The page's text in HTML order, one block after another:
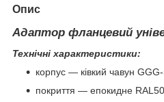
Опис
Адаптор фланцевий
Технічні характеристики:
корпус — ківкий чавун
покриття — епокидне